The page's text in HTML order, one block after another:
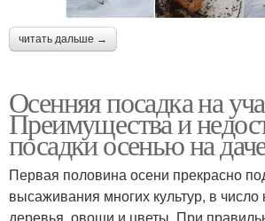
читать дальше →
Осенняя посадка на
Преимущества и
посадки осенью на
Первая половина осени прекрасно
высаживания многих культур, в число